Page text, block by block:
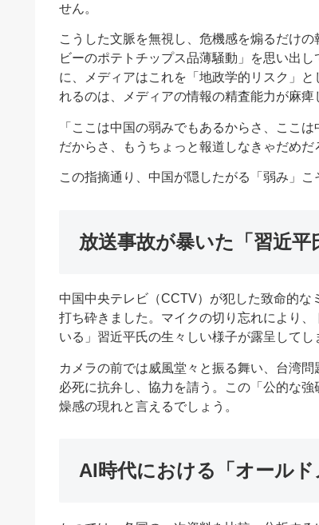
せん。
こうした文脈を無視し、危機感を煽るだけ
ビーのポテトチップス品薄騒動」を思い出
に、メディアはこれを「地政学的リスク」
れるのは、メディアの情報の精査能力が麻痺
「ここは中国の弱みでもあるからさ、ここ
だからさ、もうちょっと報道しなきゃだめだ
この指摘通り、中国が隠したがる「弱み」
放送事故が暴いた「習近平
中国中央テレビ（CCTV）が犯した致命的
打ち砕きました。マイクの切り忘れにより
いる」習近平氏の生々しい様子が露呈してし
カメラの前では威風堂々と振る舞い、台湾
必死に抗弁し、協力を請う。この「公的な
燥感の現れと言えるでしょう。
AI時代における「オール